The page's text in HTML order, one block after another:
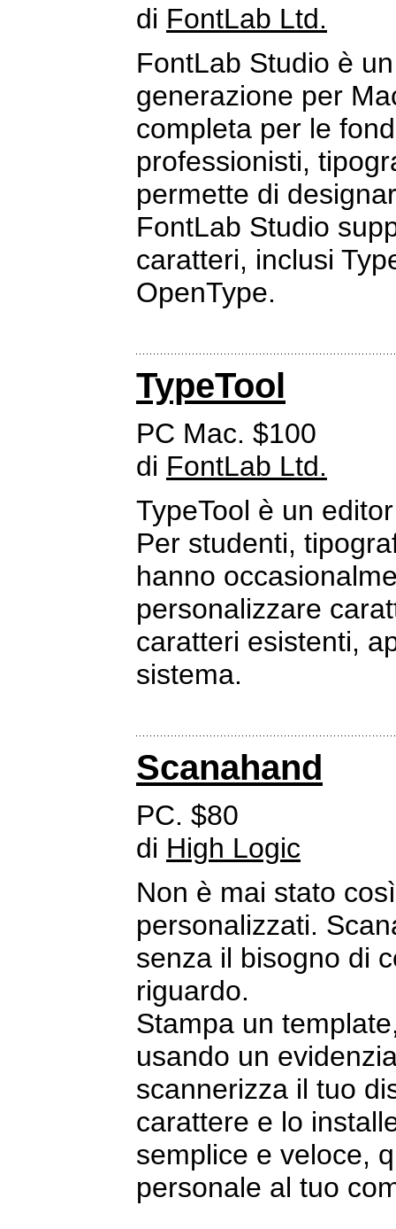
di FontLab Ltd.
FontLab Studio è
generazione per
completa per le
professionisti,
permette di
FontLab Studio
caratteri, inclusi
OpenType.
TypeTool
PC Mac. $100
di FontLab Ltd.
TypeTool è un
Per studenti,
hanno
personalizzare
caratteri esistenti,
sistema.
Scanahand
PC. $80
di High Logic
Non è mai stato
personalizzati.
senza il bisogno di
riguardo.
Stampa un
usando un
scannerizza il tuo
carattere e lo
semplice e veloce,
personale al tuo